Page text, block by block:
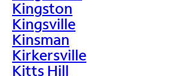
Kingston
Kingsville
Kinsman
Kirkersville
Kitts Hill